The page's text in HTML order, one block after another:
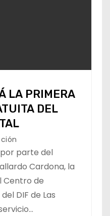
LA PRIMERA
DEL
parte del
Cardona, la
Centro de
DIF de Las